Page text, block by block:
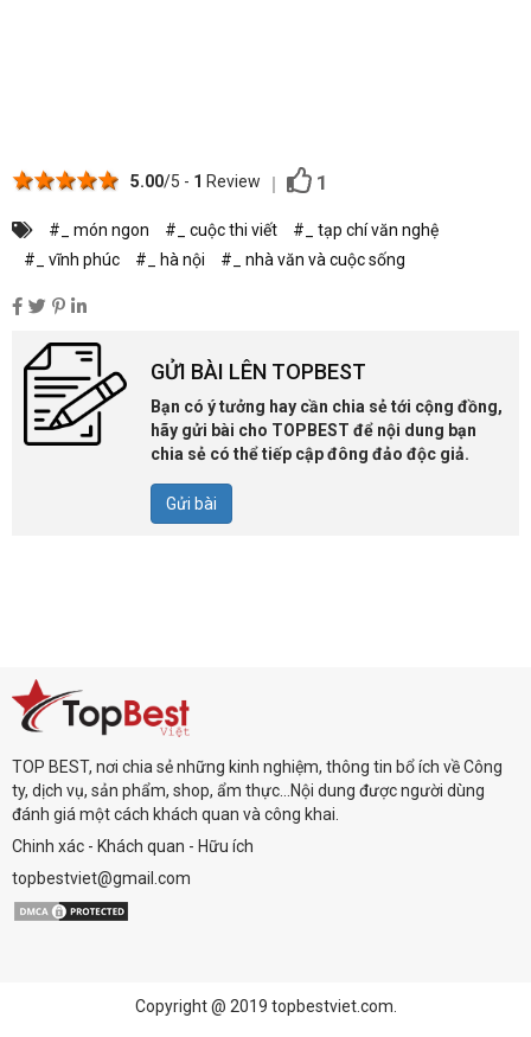
5 stars
4 stars
3 stars
2 stars
1 star 5.00/5 - 1 Review 1
#_ món ngon #_ cuộc thi viết
#_ tạp chí văn nghệ
#_ vĩnh phúc
#_ hà nội #_ nhà văn và cuộc sống
GỬI BÀI LÊN TOPBEST
Bạn có ý tưởng hay cần chia sẻ tới cộng đồng,
hãy gửi bài cho TOPBEST để nội dung bạn
chia sẻ có thể tiếp cập đông đảo độc giả.
Gửi bài
TOP BEST, nơi chia sẻ những kinh nghiệm, thông tin bổ ích về Công
ty, dịch vụ, sản phẩm, shop, ẩm thực...Nội dung được người dùng
đánh giá một cách khách quan và công khai.
Chinh xác - Khách quan - Hữu ích
topbestviet@gmail.com
Copyright @ 2019 topbestviet.com.